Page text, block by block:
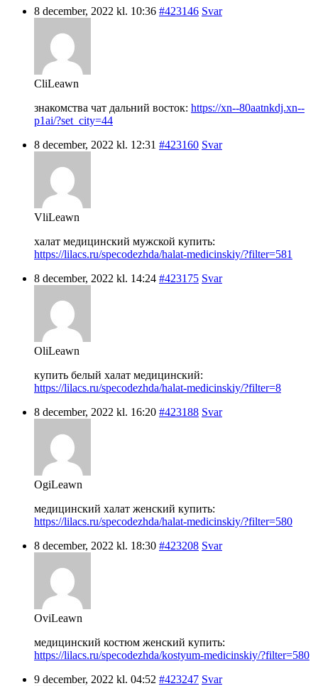
8 december, 2022 kl. 10:36 #423146 Svar
CliLeawn
знакомства чат дальний восток: https://xn--80aatnkdj.xn--
p1ai/?set_city=44
8 december, 2022 kl. 12:31 #423160 Svar
VliLeawn
халат медицинский мужской купить:
https://lilacs.ru/specodezhda/halat-medicinskiy/?filter=581
8 december, 2022 kl. 14:24 #423175 Svar
OliLeawn
купить белый халат медицинский:
https://lilacs.ru/specodezhda/halat-medicinskiy/?filter=8
8 december, 2022 kl. 16:20 #423188 Svar
OgiLeawn
медицинский халат женский купить:
https://lilacs.ru/specodezhda/halat-medicinskiy/?filter=580
8 december, 2022 kl. 18:30 #423208 Svar
OviLeawn
медицинский костюм женский купить:
https://lilacs.ru/specodezhda/kostyum-medicinskiy/?filter=580
9 december, 2022 kl. 04:52 #423247 Svar